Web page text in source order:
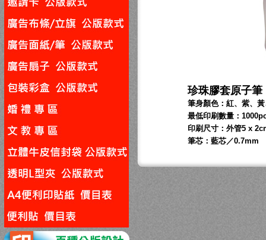
珍珠膠套原子筆
筆身顏色：紅、紫、
最低印刷數量：
印刷尺寸：外管5 x
筆芯：藍芯／0.7mm